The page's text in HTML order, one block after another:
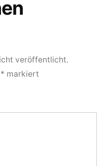
veröffentlicht.
* markiert